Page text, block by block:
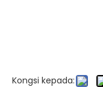
Kongsi kepada: